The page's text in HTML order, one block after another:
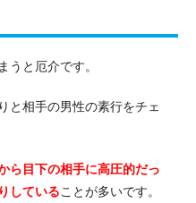
うと厄介です。
と相手の男性の素行をチェ
ら目下の相手に高圧的だっ
していることが多いです。